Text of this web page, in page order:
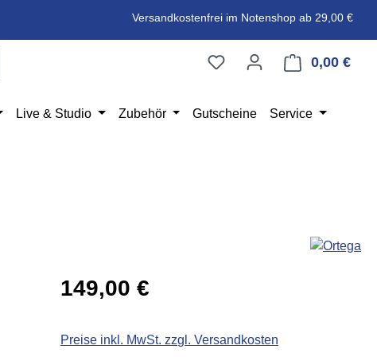
Versandkostenfrei im Notenshop ab 29,00 €
0,00 €
Live & Studio Zubehör Gutscheine Service
Regulärer Preis:
149,00 €
Preise inkl. MwSt. zzgl. Versandkosten